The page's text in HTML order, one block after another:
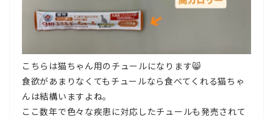
こちらは猫ちゃん用のチュールになります😸
食欲があまりなくてもチュールなら食べてくれる猫ちゃ
んは結構いますよね。
ここ数年で色々な疾患に対応したチュールも発売されて